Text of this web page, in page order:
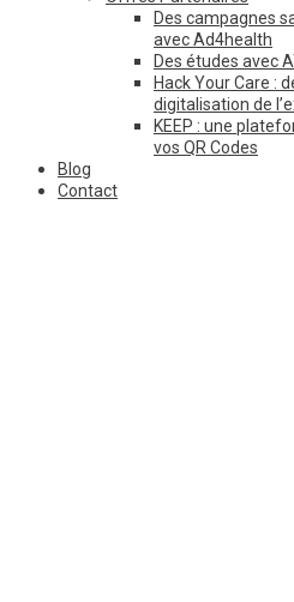
Des campagnes
avec Ad4health
Des études avec
Hack Your Care :
digitalisation de
KEEP : une
vos QR Codes
Blog
Contact